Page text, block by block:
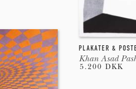
PLAKATER &
Khan Asad
5.200 DKK